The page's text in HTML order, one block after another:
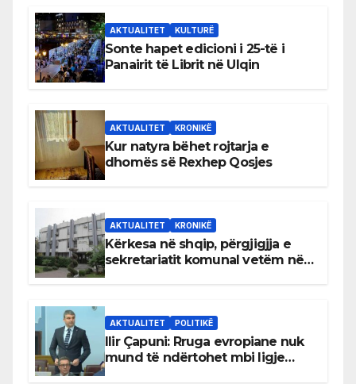
AKTUALITET KULTURË
Sonte hapet edicioni i 25-të i
Panairit të Librit në Ulqin
AKTUALITET KRONIKË
Kur natyra bëhet rojtarja e
dhomës së Rexhep Qosjes
AKTUALITET KRONIKË
Kërkesa në shqip, përgjigjja e
sekretariatit komunal vetëm në
AKTUALITET POLITIKË
Ilir Çapuni: Rruga evropiane nuk
mund të ndërtohet mbi ligje